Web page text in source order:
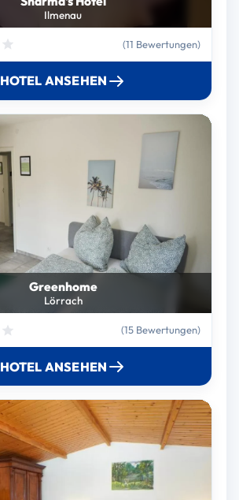
Ilmenau
(11 Bewertungen)
HOTEL ANSEHEN
Greenhome
Lörrach
(15 Bewertungen)
HOTEL ANSEHEN